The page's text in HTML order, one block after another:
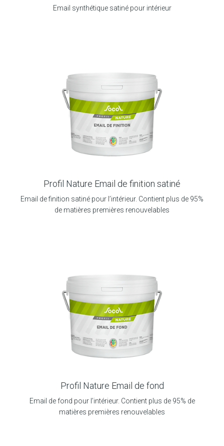
Email synthétique satiné pour intérieur
Profil Nature Email de finition satiné
Email de finition satiné pour l’intérieur. Contient plus de 95%
de matières premières renouvelables
Profil Nature Email de fond
Email de fond pour l’intérieur. Contient plus de 95% de
matières premières renouvelables